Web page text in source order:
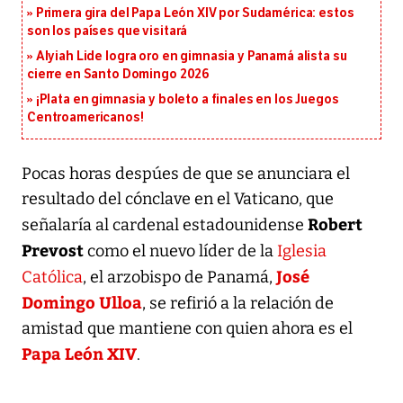
Primera gira del Papa León XIV por Sudamérica: estos
son los países que visitará
Alyiah Lide logra oro en gimnasia y Panamá alista su
cierre en Santo Domingo 2026
¡Plata en gimnasia y boleto a finales en los Juegos
Centroamericanos!
Pocas horas despúes de que se anunciara el
resultado del cónclave en el Vaticano, que
señalaría al cardenal estadounidense Robert
Prevostcomo el nuevo líder de laIglesia
Católica, el arzobispo de Panamá, José
Domingo Ulloa, se refirió a la relación de
amistad que mantiene con quien ahora es el
Papa León XIV.